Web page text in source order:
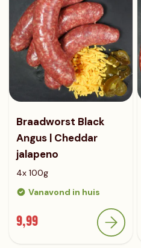
Braadworst Black
Angus | Cheddar
jalapeno
4x 100g
Vanavond in huis
9,99